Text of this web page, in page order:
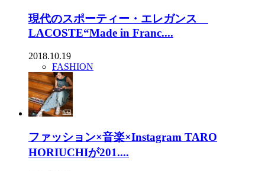
現代のスポーティー・エレガンス
LACOSTE“Made in Franc....
2018.10.19
FASHION
ファッション×音楽×Instagram TARO
HORIUCHIが201....